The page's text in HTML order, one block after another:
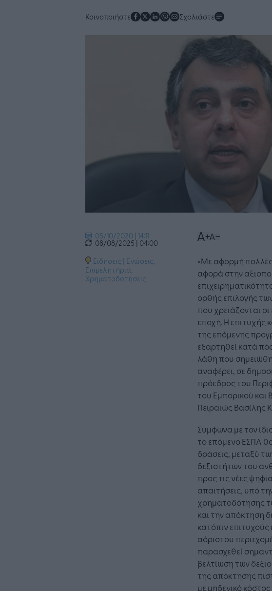
Κοινοποιήστε Σχολιάστε
05/10/2020 | 14:11
08/08/2025 | 04:00
Ειδήσεις | Ενώσεις,
Επιμελητήρια,
Χρηματοδοτήσεις
«Με αφορμή
αφορά στην
ορθής επιλογής
που χρειάζονται
εποχή. Η επιτυχής
της επόμενης
εξαρτηθεί κατά
λάθη που
αναφέρει, σε
πρόεδρος του
του Εμπορικού και
Πειραιώς Βασίλης
Σύμφωνα με τον
το επόμενο ΕΣΠΑ
δράσεις, μεταξύ
δεξιοτήτων του
προς τις νέες
απαιτήσεις, υπό
χρηματοδότησης
και την απόκτηση
κατόπιν
αόριστου
παρασχεθεί
βελτίωση των
της απόκτησης
με μηδενικό